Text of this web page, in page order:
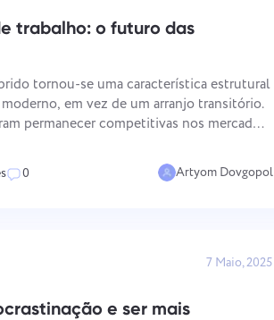
trabalho: o futuro das
tornou-se uma característica estrutural
em vez de um arranjo transitório.
permanecer competitivas nos mercados
0 Artyom Dovgopol
7 Maio, 2025
e ser mais